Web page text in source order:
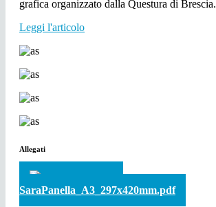
grafica organizzato dalla Questura di Brescia.
Leggi l'articolo
Allegati
SaraPanella_A3_297x420mm.pdf